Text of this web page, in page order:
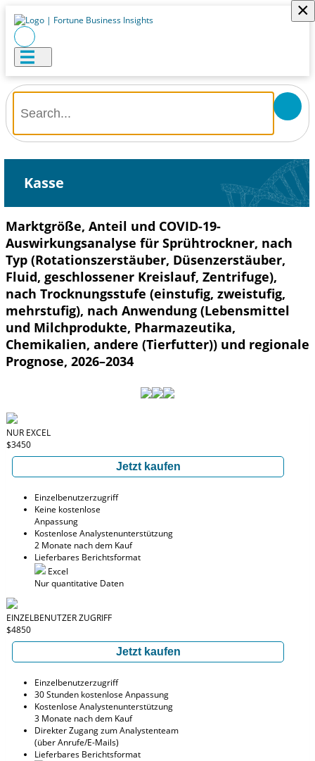
×
Kasse
Marktgröße, Anteil und COVID-19-
Auswirkungsanalyse für Sprühtrockner, nach
Typ (Rotationszerstäuber, Düsenzerstäuber,
Fluid, geschlossener Kreislauf, Zentrifuge),
nach Trocknungsstufe (einstufig, zweistufig,
mehrstufig), nach Anwendung (Lebensmittel
und Milchprodukte, Pharmazeutika,
Chemikalien, andere (Tierfutter)) und regionale
Prognose, 2026–2034
NUR EXCEL
$3450
Jetzt kaufen
Einzelbenutzerzugriff
Keine kostenlose
Anpassung
Kostenlose Analystenunterstützung
2 Monate nach dem Kauf
Lieferbares Berichtsformat
Excel
Nur quantitative Daten
EINZELBENUTZER ZUGRIFF
$4850
Jetzt kaufen
Einzelbenutzerzugriff
30 Stunden kostenlose Anpassung
Kostenlose Analystenunterstützung
3 Monate nach dem Kauf
Direkter Zugang zum Analystenteam
(über Anrufe/E-Mails)
Lieferbares Berichtsformat